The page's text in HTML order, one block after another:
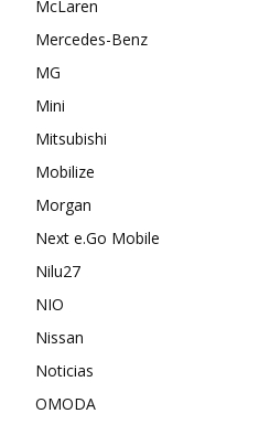
McLaren
Mercedes-Benz
MG
Mini
Mitsubishi
Mobilize
Morgan
Next e.Go Mobile
Nilu27
NIO
Nissan
Noticias
OMODA